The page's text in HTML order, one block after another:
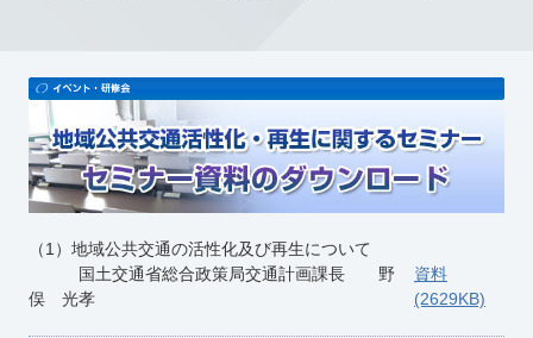
（1）地域公共交通の活性化及び再生について
国土交通省総合政策局交通計画課長 野
俣 光孝
資料
(2629KB)